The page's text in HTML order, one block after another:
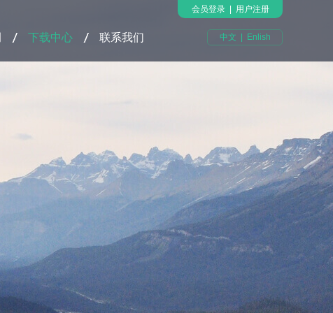
下载中心 联系我们
会员登录| 用户注册
中文 Enlish